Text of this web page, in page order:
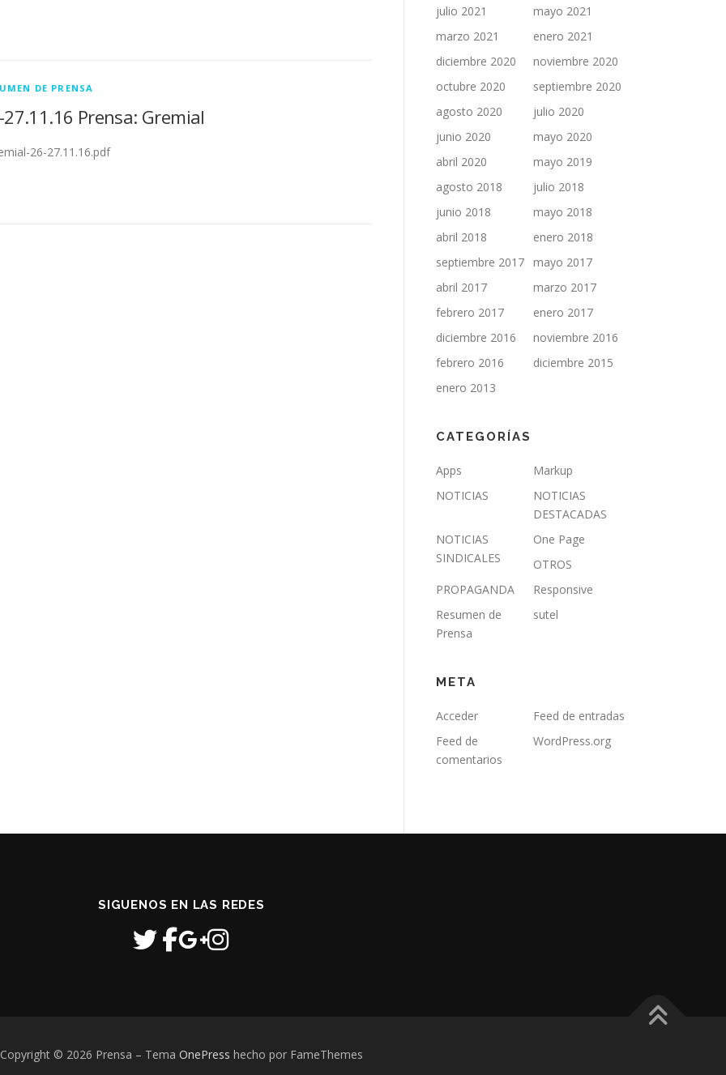
DE PRENSA
27.11.16 Prensa: Gremial
26-27.11.16.pdf
julio 2021
mayo 2021
marzo 2021
enero 2021
diciembre 2020
noviembre 2020
octubre 2020
septiembre 2020
agosto 2020
julio 2020
junio 2020
mayo 2020
abril 2020
mayo 2019
agosto 2018
julio 2018
junio 2018
mayo 2018
abril 2018
enero 2018
septiembre 2017 mayo 2017
abril 2017
marzo 2017
febrero 2017
enero 2017
diciembre 2016
noviembre 2016
febrero 2016
diciembre 2015
enero 2013
CATEGORÍAS
Apps
Markup
NOTICIAS
NOTICIAS
DESTACADAS
NOTICIAS
SINDICALES
One Page
OTROS
PROPAGANDA
Responsive
Resumen de
Prensa
sutel
META
Acceder
Feed de entradas
Feed de
comentarios
WordPress.org
SIGUENOS EN LAS REDES
Copyright © 2026 Prensa – Tema OnePress hecho por FameThemes